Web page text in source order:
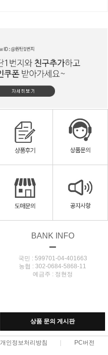
BANK INFO
ㅡ
국민 : 599701-04-401663
농협 : 302-0684-5868-11
예금주 : 정현정
상품 문의 게시판
개인정보처리방침 PC버전